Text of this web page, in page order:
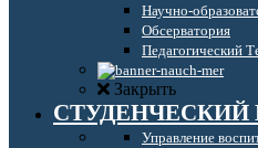
Научно-
Обсерватория
Педагогический
Закрыть
СТУДЕНЧЕСКИЙ
Управление